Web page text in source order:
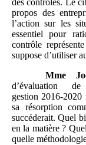
des contrôles. Le
propos des
l’action sur les
essentiel pour
contrôle
suppose d’utiliser
Mme
d’évaluation
gestion
sa résorption
succéderait. Quel
en la matière ?
quelle